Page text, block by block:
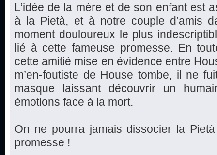
L’idée de la mère et de son enfant est
à la Pietà, et à notre couple d’amis
moment douloureux le plus
lié à cette fameuse promesse. En
cette amitié mise en évidence entre
m’en-foutiste de House tombe, il ne
masque laissant découvrir un
émotions face à la mort.
On ne pourra jamais dissocier la
promesse !